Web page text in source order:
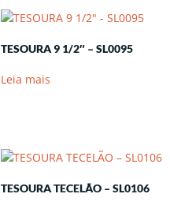
TESOURA 9 1/2″ – SL0095
Leia mais
TESOURA TECELÃO – SL0106